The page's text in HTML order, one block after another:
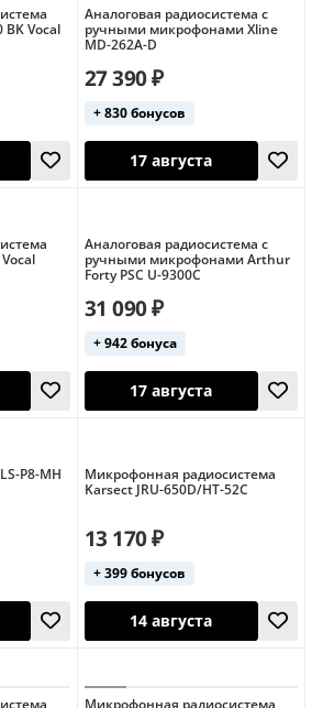
BK Vocal
Аналоговая радиосистема с
ручными микрофонами Xline
MD-262A-D
27 390 ₽
+ 830 бонусов
17 августа
Аналоговая радиосистема с
ручными микрофонами Arthur
Forty PSC U-9300C
31 090 ₽
+ 942 бонуса
17 августа
P8-MH
Микрофонная радиосистема
Karsect JRU-650D/HT-52C
13 170 ₽
+ 399 бонусов
Микрофонная радиосистема